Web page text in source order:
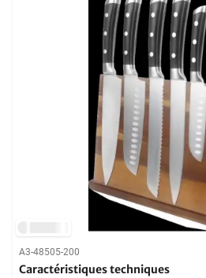
A3-48505-200
Caractéristiques techniques